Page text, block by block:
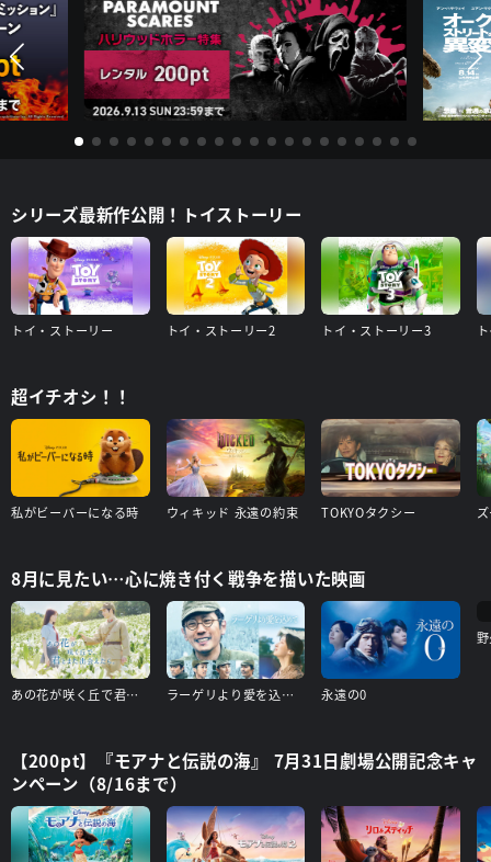
シリーズ最新作公開！トイストーリー
トイ・ストーリー トイ・ストーリー2 トイ・ストーリー3
超イチオシ！！
私がビーバーになる時 ウィキッド 永遠の約束 TOKYOタクシー
8月に見たい…心に焼き付く戦争を描いた映画
あの花が咲く丘で君とまた出会えたら ラーゲリより愛を込めて 永遠の0
【200pt】『モアナと伝説の海』 7月31日劇場公開記念キャ
ンペーン（8/16まで）